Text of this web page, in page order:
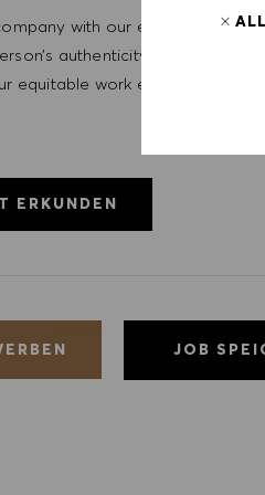
with our employees
authenticity and
equitable work environment
ERKUNDEN
JOB